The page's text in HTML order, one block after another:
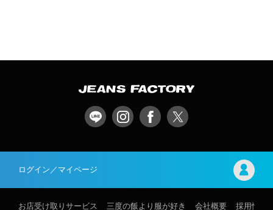
ログイン／マイページ
お店受け取りサービス 三度の飯より服が好き 会社概要 採用情報